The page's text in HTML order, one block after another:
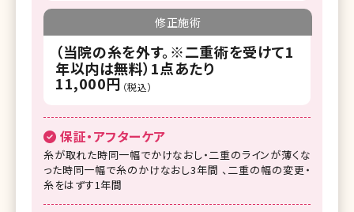
修正施術
（当院の糸を外す。※二重術を受けて1
年以内は無料）1点あたり
11,000円 （税込）
保証・アフターケア
糸が取れた時同一幅でかけなおし・二重のラインが薄くな
った時同一幅で糸のかけなおし3年間 、二重の幅の変更・
糸をはずす1年間